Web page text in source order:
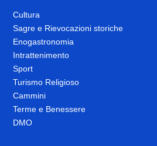
Cultura
Sagre e Rievocazioni storiche
Enogastronomia
Intrattenimento
Sport
Turismo Religioso
Cammini
Terme e Benessere
DMO